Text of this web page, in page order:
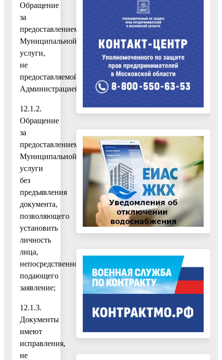
Обращение
за
предоставлением
Муниципальной
услуги,
не
предоставляемой
Администрацией;
12.1.2.
Обращение
за
предоставлением
Муниципальной
услуги
без
предъявления
документа,
позволяющего
установить
личность
лица,
непосредственно
подающего
заявление;
12.1.3.
Документы
имеют
исправления,
не